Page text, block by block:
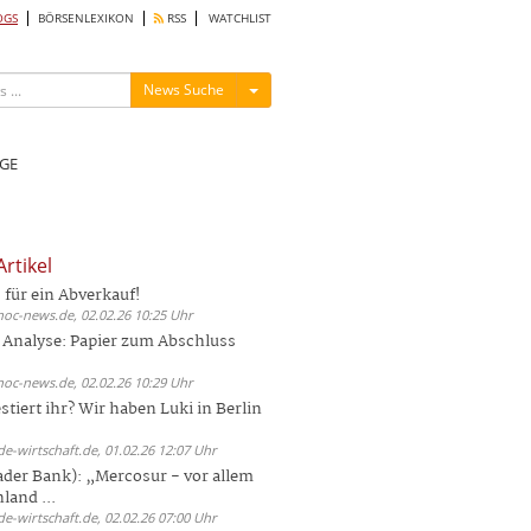
BÖRSENLEXIKON RSS WATCHLIST
News Suche Menü ein-/ausblenden
für ein Abverkauf!
news.de, 02.02.26 10:25 Uhr
Papier zum Abschluss
news.de, 02.02.26 10:29 Uhr
ihr? Wir haben Luki in Berlin
wirtschaft.de, 01.02.26 12:07 Uhr
Bank): „Mercosur - vor allem
...
wirtschaft.de, 02.02.26 07:00 Uhr